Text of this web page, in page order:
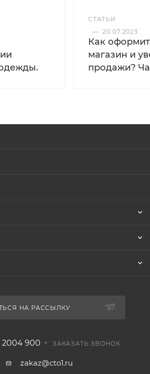
СТАТЬИ
— 20.07.2023
Как
магазин и
продажи?
НА РАССЫЛКУ
2004 900 ЗАКАЗАТЬ ЗВОНОК
zakaz@cto1.ru